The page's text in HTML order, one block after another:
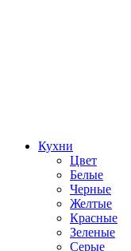
Кухни
Цвет
Белые
Черные
Желтые
Красные
Зеленые
Серые